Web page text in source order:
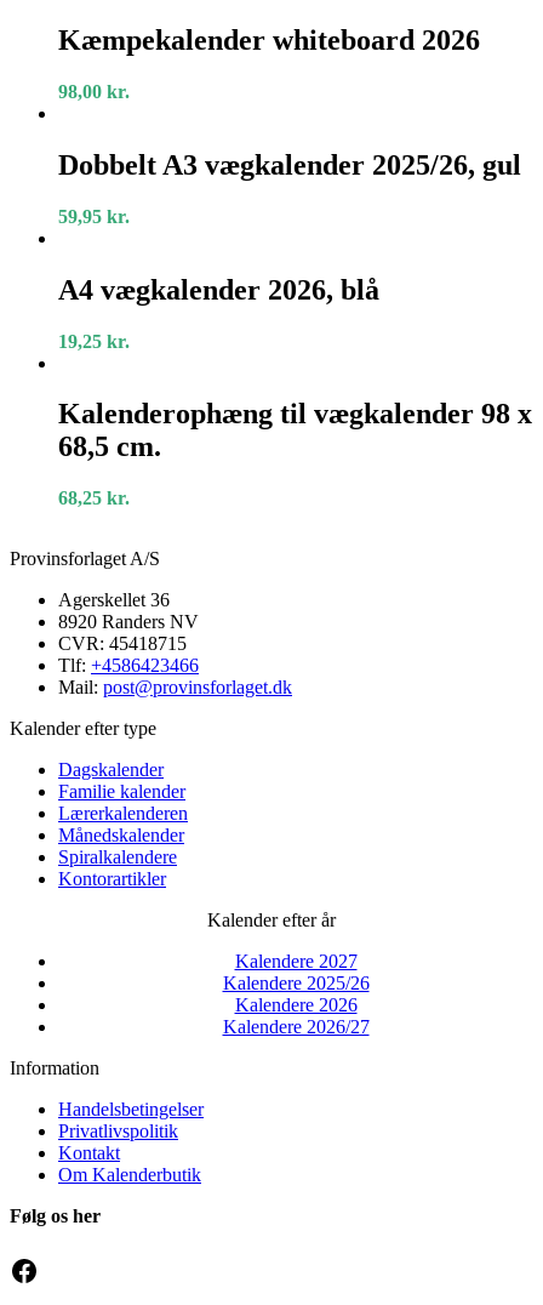
whiteboard
2026
Kæmpekalender whiteboard 2026
98,00 kr.
A3
vægkalender
gul
Dobbelt A3 vægkalender 2025/26, gul
59,95 kr.
vægkalender
2026,
A4 vægkalender 2026, blå
19,25 kr.
til
vægkalender
98
68,5
Kalenderophæng til vægkalender 98 x
68,5 cm.
68,25 kr.
Provinsforlaget A/S
Agerskellet 36
8920 Randers NV
CVR: 45418715
Tlf: +4586423466
Mail: post@provinsforlaget.dk
Kalender efter type
Dagskalender
Familie kalender
Lærerkalenderen
Månedskalender
Spiralkalendere
Kontorartikler
Kalender efter år
Kalendere 2027
Kalendere 2025/26
Kalendere 2026
Kalendere 2026/27
Information
Handelsbetingelser
Privatlivspolitik
Kontakt
Om Kalenderbutik
Følg os her
Facebook